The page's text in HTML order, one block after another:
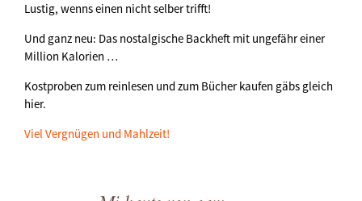
Lustig, wenns einen nicht selber trifft!
Und ganz neu: Das nostalgische Backheft mit ungefähr einer
Million Kalorien …
Kostproben zum reinlesen und zum Bücher kaufen gäbs gleich
hier.
Viel Vergnügen und Mahlzeit!